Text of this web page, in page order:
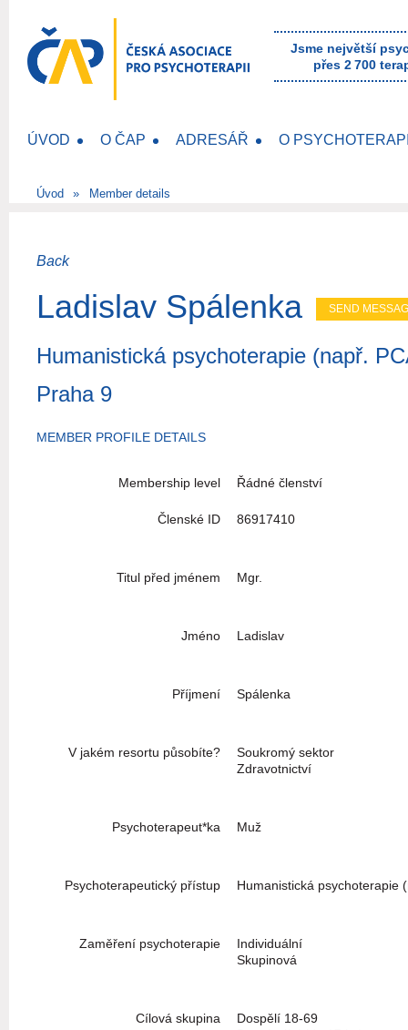
Jsme největší
přes 2 700
ÚVOD O ČAP ADRESÁŘ O
Úvod Member details
Back
Ladislav Spálenka
Humanistická psychoterapie (např.
Praha 9
MEMBER PROFILE DETAILS
Membership level Řádné členství
Členské ID 86917410
Titul před jménem Mgr.
Jméno Ladislav
Příjmení Spálenka
V jakém resortu působíte?
Soukromý sektor
Zdravotnictví
Psychoterapeut*ka Muž
Psychoterapeutický přístup Humanistická psychoterapie
Zaměření psychoterapie
Individuální
Skupinová
Cílová skupina
Dospělí 18-69